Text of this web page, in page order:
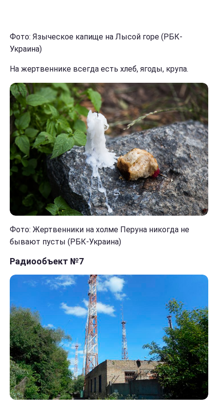
Фото: Языческое капище на Лысой горе (РБК-
Украина)
На жертвеннике всегда есть хлеб, ягоды, крупа.
Фото: Жертвенники на холме Перуна никогда не
бывают пусты (РБК-Украина)
Радиообъект №7